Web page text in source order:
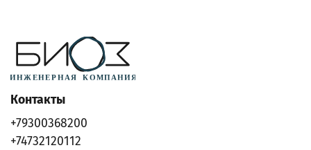
Контакты
+79300368200
+74732120112